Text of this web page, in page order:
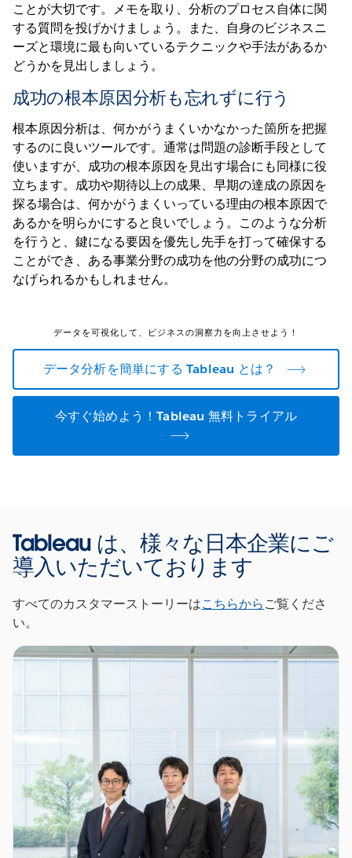
ことが大切です。メモを取り、分析のプロセス自体に関
する質問を投げかけましょう。また、自身のビジネスニ
ーズと環境に最も向いているテクニックや手法があるか
どうかを見出しましょう。
成功の根本原因分析も忘れずに行う
根本原因分析は、何かがうまくいかなかった箇所を把握
するのに良いツールです。通常は問題の診断手段として
使いますが、成功の根本原因を見出す場合にも同様に役
立ちます。成功や期待以上の成果、早期の達成の原因を
探る場合は、何かがうまくいっている理由の根本原因で
あるかを明らかにすると良いでしょう。このような分析
を行うと、鍵になる要因を優先し先手を打って確保する
ことができ、ある事業分野の成功を他の分野の成功につ
なげられるかもしれません。
データを可視化して、ビジネスの洞察力を向上させよう！
データ分析を簡単にする Tableau とは？
今すぐ始めよう！Tableau 無料トライアル
Tableau は、様々な日本企業にご
導入いただいております
すべてのカスタマーストーリーはこちらからご覧くださ
い。